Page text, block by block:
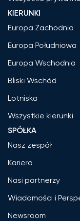
KIERUNKI
Europa Zachodnia
Europa Południowa
Europa Wschodnia
Bliski Wschód
Lotniska
Wszystkie kierunki
SPÓŁKA
Nasz zespół
Kariera
Nasi partnerzy
Wiadomości i
Newsroom